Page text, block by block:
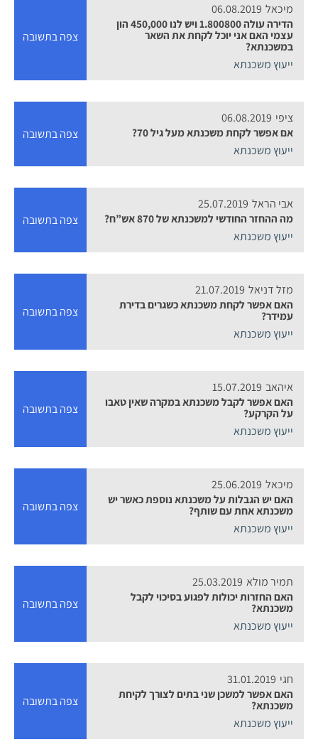
מיכאל 06.08.2019
הדירה עולה 1.800800 ויש לנו 450,000 הון
עצמי האם אני יוכל לקחת את השאר
במשכנתא?
ייעוץ משכנתא
צפה בתשובה
ציפי 06.08.2019
אם אפשר לקחת משכנתא מעל גיל 70?
ייעוץ משכנתא
צפה בתשובה
אבי הראל 25.07.2019
מה ההחזר החודשי למשכנתא של 870 אש”ח?
ייעוץ משכנתא
צפה בתשובה
מזל דניאל 21.07.2019
האם אפשר לקחת משכנתא כשגרים בדירת
עמידר?
ייעוץ משכנתא
צפה בתשובה
איהאב 15.07.2019
האם אפשר לקבל משכנתא במקרה שאין טאבו
על הקרקע?
ייעוץ משכנתא
צפה בתשובה
מיכאל 25.06.2019
האם יש הגבלות על משכנתא נוספת כאשר יש
משכנתא אחת עם שותף?
ייעוץ משכנתא
צפה בתשובה
תמיר מולא 25.03.2019
האם החזרות יכולות לפגוע בסיכוי לקבל
משכנתא?
ייעוץ משכנתא
צפה בתשובה
חגי 31.01.2019
האם אפשר למשכן שני בתים לצורך לקיחת
משכנתא?
ייעוץ משכנתא
צפה בתשובה